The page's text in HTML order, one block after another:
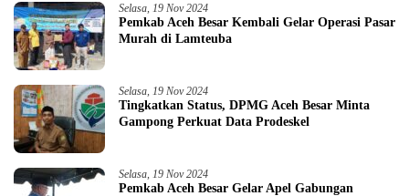
Selasa, 19 Nov 2024
Pemkab Aceh Besar Kembali Gelar Operasi Pasar
Murah di Lamteuba
Selasa, 19 Nov 2024
Tingkatkan Status, DPMG Aceh Besar Minta
Gampong Perkuat Data Prodeskel
Selasa, 19 Nov 2024
Pemkab Aceh Besar Gelar Apel Gabungan